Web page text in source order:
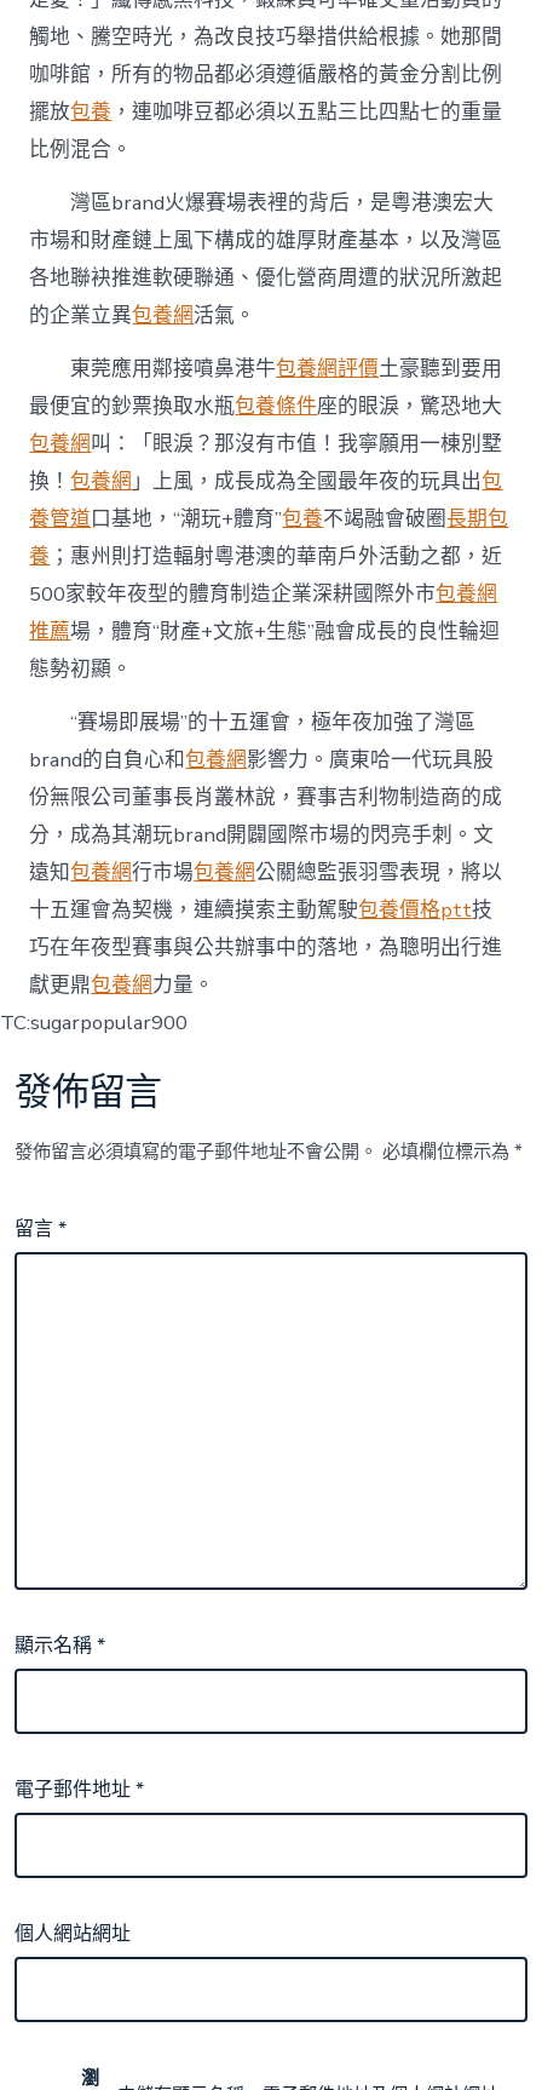
觸地、騰空時光，為改良技巧舉措供給根據。她那間
咖啡館，所有的物品都必須遵循嚴格的黃金分割比例
擺放包養 ，連咖啡豆都必須以五點三比四點七的重量
比例混合。
灣區brand火爆賽場表裡的背后，是粵港澳宏大
市場和財產鏈上風下構成的雄厚財產基本，以及灣區
各地聯袂推進軟硬聯通、優化營商周遭的狀況所激起
的企業立異包養網活氣。
東莞應用鄰接噴鼻港牛包養網評價土豪聽到要用
最便宜的鈔票換取水瓶包養條件座的眼淚，驚恐地大
包養網叫：「眼淚？那沒有市值！我寧願用一棟別墅
換！包養網」上風，成長成為全國最年夜的玩具出包
養管道口基地，“潮玩+體育”包養不竭融會破圈長期包
養 ；惠州則打造輻射粵港澳的華南戶外活動之都，近
500家較年夜型的體育制造企業深耕國際外市包養網
推薦場，體育“財產+文旅+生態”融會成長的良性輪迴
態勢初顯。
“賽場即展場”的十五運會，極年夜加強了灣區
brand的自負心和包養網影響力。廣東哈一代玩具股
份無限公司董事長肖叢林說，賽事吉利物制造商的成
分，成為其潮玩brand開闢國際市場的閃亮手刺。文
遠知包養網行市場包養網公關總監張羽雪表現，將以
十五運會為契機，連續摸索主動駕駛包養價格ptt技
巧在年夜型賽事與公共辦事中的落地，為聰明出行進
獻更鼎包養網力量。
TC:sugarpopular900
發佈留言
發佈留言必須填寫的電子郵件地址不會公開。 必填欄位標示為*
留言*
顯示名稱*
電子郵件地址*
個人網站網址
瀏